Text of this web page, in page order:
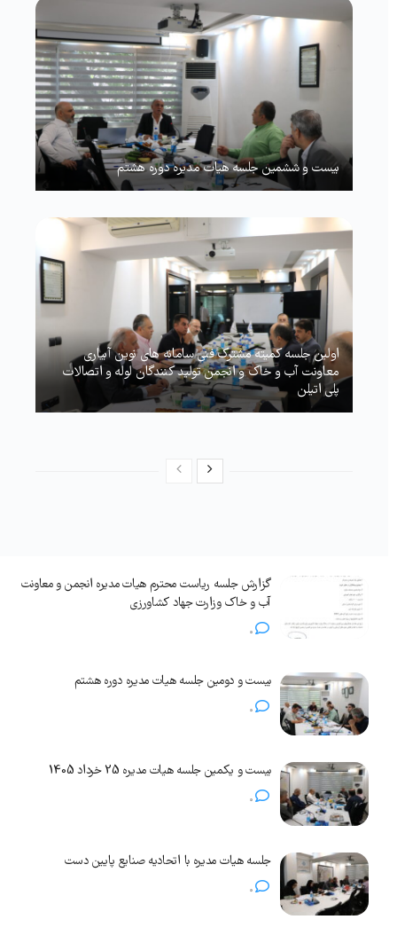
بیست و ششمین جلسه هیات مدیره دوره هشتم
اولین جلسه کمیته مشترک فنی سامانه های نوین آبیاری
معاونت آب و خاک و انجمن تولید کنندگان لوله و اتصالات
پلی اتیلن
گزارش جلسه ریاست محترم هیات مدیره انجمن و معاونت
آب و خاک وزارت جهاد کشاورزی
0
بیست و دومین جلسه هیات مدیره دوره هشتم
0
بیست و یکمین جلسه هیات مدیره 25 خرداد 1405
0
جلسه هیات مدیره با اتحادیه صنایع پایین دست
0